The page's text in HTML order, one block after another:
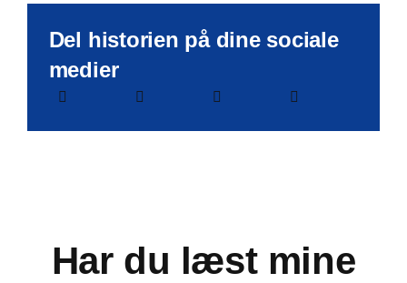
Del historien på dine sociale
medier
Har du læst mine